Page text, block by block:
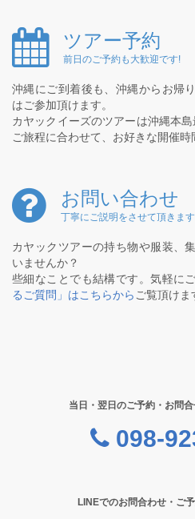
ツアー予約
前日のご予約も大歓迎です!
沖縄にご到着後も、沖縄からお帰
はご参加頂けます。
カヤックイーズのツアーは沖縄本
ご旅程に合わせて、お好きな開催時
お問い合わせ
丁寧にご説明をさせて頂きます
カヤックツアーの持ち物や服装、
いませんか？
些細なことでも結構です。気軽に
るご質問」はこちらから ご覧頂けま
当日・翌日のご予約・お問
098-
LINEでのお問合わせ・ご